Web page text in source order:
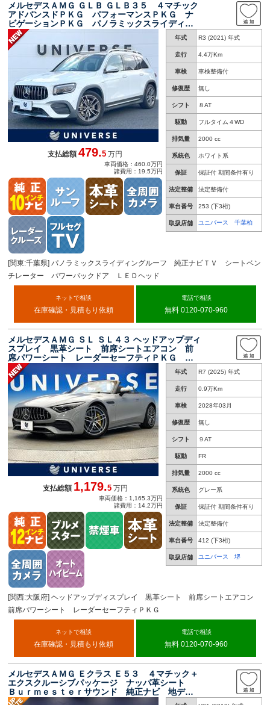
メルセデスＡＭＧ ＧＬＢ ＧＬＢ３５ ４マチック
アドバンスドＰＫＧ パフォーマンスＰＫＧ ナ
ビゲーションＰＫＧ パノラミックスライディン
グルーフ 純正ナビＴＶ シートベンチレータ
ー パワーバックドア ＬＥＤヘッド 純正１９
インチＡＷ ＥＴＣ 禁煙車
年式 R3 (2021) 年式
走行 4.4万Km
車検 車検整備付
修復歴 無し
シフト ８AT
駆動 フルタイム４WD
排気量 2000 cc
系統色 ホワイト系
保証 保証付 期間条件有り
法定整備 法定整備付
車台番号 253 (下3桁)
取扱店舗 ユニバース 千葉柏
支払総額479.5 万円
車両価格：460.0万円
諸費用：19.5万円
[関東:千葉県] パノラミックスライディングルーフ 純正ナビＴＶ シートベン
チレーター パワーバックドア ＬＥＤヘッド
ネットで相談
在庫確認・見積もり依頼
電話で相談
無料 0120-070-960
メルセデスＡＭＧ ＳＬ ＳＬ４３ ヘッドアップディ
スプレイ 黒革シート 前席シートエアコン 前
席パワーシート レーダーセーフティＰＫＧ ス
テアリングヒーター Ｂｕｒｍｅｓｔｅ３Ｄサウ
ンド 全周囲カメラ オートハイビーム 禁煙車
年式 R7 (2025) 年式
走行 0.9万Km
車検 2028年03月
修復歴 無し
シフト ９AT
駆動 FR
排気量 2000 cc
系統色 グレー系
保証 保証付 期間条件有り
法定整備 法定整備付
車台番号 412 (下3桁)
取扱店舗 ユニバース 堺
支払総額1,179.5 万円
車両価格：1,165.3万円
諸費用：14.2万円
[関西:大阪府] ヘッドアップディスプレイ 黒革シート 前席シートエアコン
前席パワーシート レーダーセーフティＰＫＧ
ネットで相談
在庫確認・見積もり依頼
電話で相談
無料 0120-070-960
メルセデスＡＭＧ Ｅクラス Ｅ５３ ４マチック＋
エクスクルーシブパッケージ ナッパ革シート
Ｂｕｒｍｅｓｔｅｒサウンド 純正ナビ 地デ
ジ ３６０度カメラシステム レーダーセーフテ